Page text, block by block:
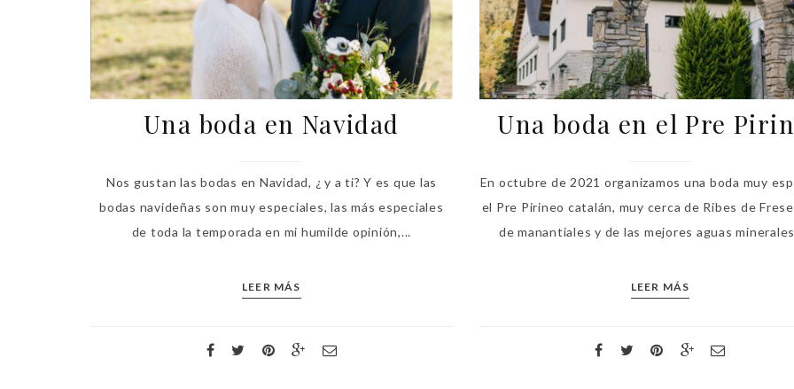
Una boda en Navidad
Nos gustan las bodas en Navidad, ¿ y a ti? Y es que las
bodas navideñas son muy especiales, las más especiales
de toda la temporada en mi humilde opinión,...
LEER MÁS
Una boda en el Pre
En octubre de 2021 organizamos una boda muy
el Pre Pirineo catalán, muy cerca de Ribes de
de manantiales y de las mejores aguas
LEER MÁS